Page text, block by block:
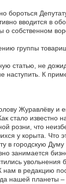
бороться
вводится в
собственном
группы
статью, не
наступить. К
Журавлёву и
стало известно
розни, что
у корыта. Что
в городскую
занимается
увольнения
в редакцию
нашей планеты